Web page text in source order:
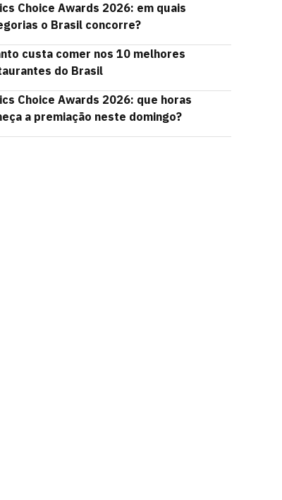
Choice Awards 2026: em quais
o Brasil concorre?
custa comer nos 10 melhores
do Brasil
Choice Awards 2026: que horas
a premiação neste domingo?